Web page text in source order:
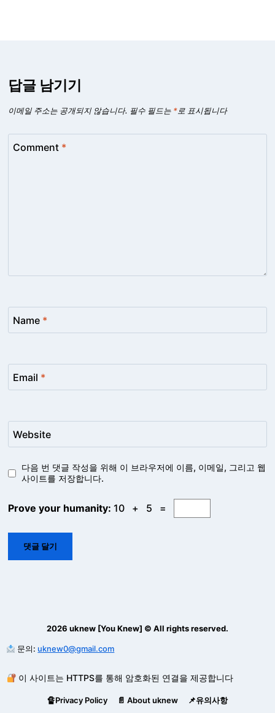
답글 남기기
이메일 주소는 공개되지 않습니다. 필수 필드는 * 로 표시됩니다
Comment *
Name *
Email *
Website
다음 번 댓글 작성을 위해 이 브라우저에 이름, 이메일, 그리고 웹
사이트를 저장합니다.
Prove your humanity: 10 + 5 =
2026 uknew [You Knew] © All rights reserved.
문의: uknew0@gmail.com
이 사이트는 HTTPS를 통해 암호화된 연결을 제공합니다
🔏Privacy Policy 📄 About uknew 📌유의사항